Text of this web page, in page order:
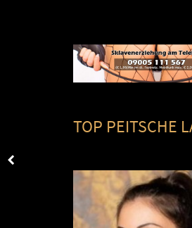
TOP PEITSCHE